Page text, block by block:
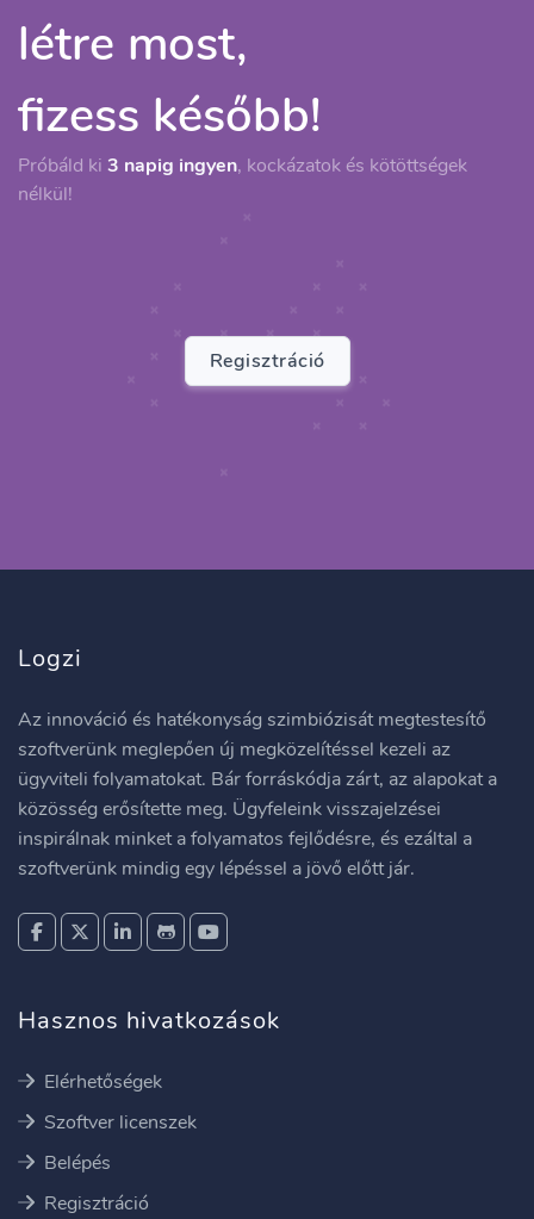
létre most,
fizess később!
Próbáld ki 3 napig ingyen, kockázatok és kötöttségek
nélkül!
Regisztráció
Logzi
Az innováció és hatékonyság szimbiózisát megtestesítő
szoftverünk meglepően új megközelítéssel kezeli az
ügyviteli folyamatokat. Bár forráskódja zárt, az alapokat a
közösség erősítette meg. Ügyfeleink visszajelzései
inspirálnak minket a folyamatos fejlődésre, és ezáltal a
szoftverünk mindig egy lépéssel a jövő előtt jár.
Hasznos hivatkozások
Elérhetőségek
Szoftver licenszek
Belépés
Regisztráció